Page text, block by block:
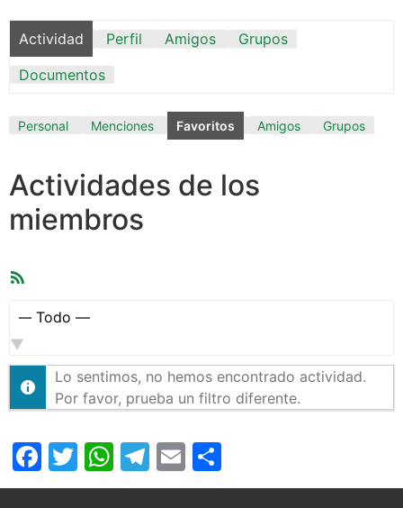
Actividad Perfil Amigos
Grupos
Documentos
Personal Menciones Favoritos Amigos Grupos
Actividades de los
miembros
Mostrar:
Lo sentimos, no hemos encontrado actividad.
Por favor, prueba un filtro diferente.
Facebook
Twitter
WhatsApp
Telegram
Email